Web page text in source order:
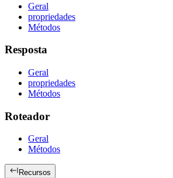
Geral
propriedades
Métodos
Resposta
Geral
propriedades
Métodos
Roteador
Geral
Métodos
Recursos